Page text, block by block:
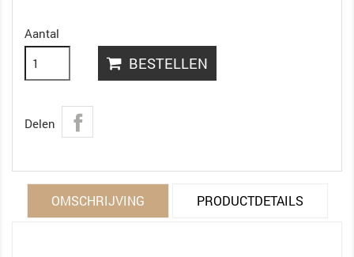
Aantal
BESTELLEN
Delen
OMSCHRIJVING PRODUCTDETAILS